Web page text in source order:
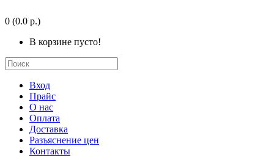
0 (0.0 р.)
В корзине пусто!
Вход
Прайс
О нас
Оплата
Доставка
Разъяснение цен
Контакты